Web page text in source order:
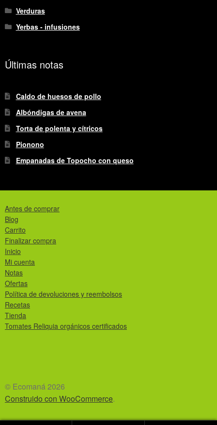
Verduras
Yerbas - infusiones
Últimas notas
Caldo de huesos de pollo
Albóndigas de avena
Torta de polenta y cítricos
Pionono
Empanadas de Topocho con queso
Antes de comprar
Blog
Carrito
Finalizar compra
Inicio
Mi cuenta
Notas
Ofertas
Política de devoluciones y reembolsos
Recetas
Tienda
Tomates Reliquia orgánicos certificados
© Ecomaná 2026
Construido con WooCommerce.